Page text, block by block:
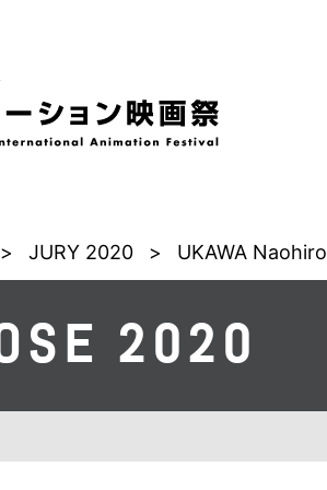
> JURY 2020 > UKAWA Naohiro
2020